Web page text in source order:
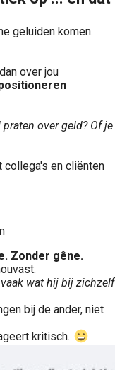
geluiden komen.
dan over jou
over geld? Of je
collega's en cliënten
Zonder gêne.
wat hij bij zichzelf
bij de ander, niet
kritisch.